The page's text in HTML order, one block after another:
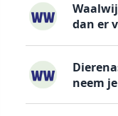
dan er
neem